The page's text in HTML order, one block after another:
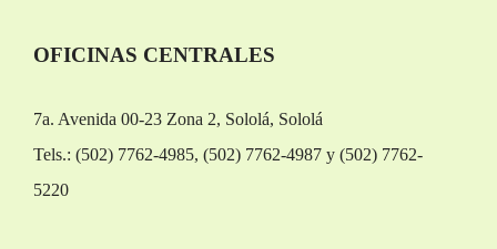
OFICINAS CENTRALES
7a. Avenida 00-23 Zona 2, Sololá, Sololá
Tels.: (502) 7762-4985, (502) 7762-4987 y (502) 7762-
5220